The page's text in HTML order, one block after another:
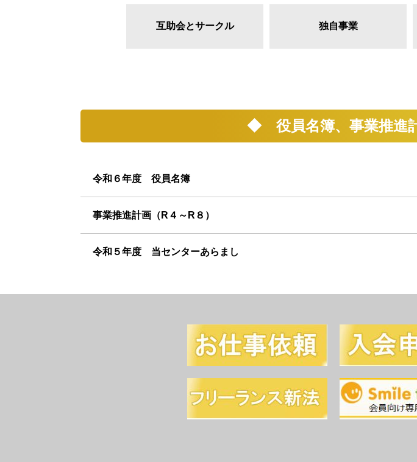
互助会とサークル 独自事業
◆ 役員名簿、事業推進
令和６年度 役員名簿
事業推進計画（R４～R８）
令和５年度 当センターあらまし